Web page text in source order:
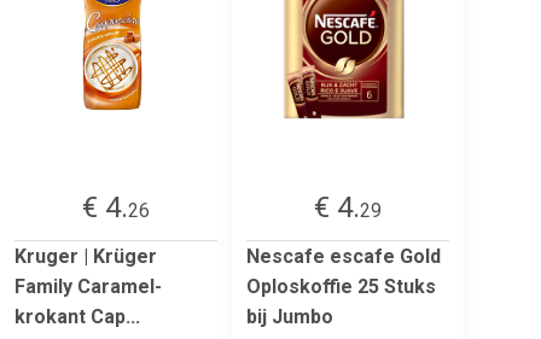
€ 4.26
Kruger | Krüger
Family Caramel-
krokant Cap...
€ 4.29
Nescafe escafe Gold
Oploskoffie 25 Stuks
bij Jumbo